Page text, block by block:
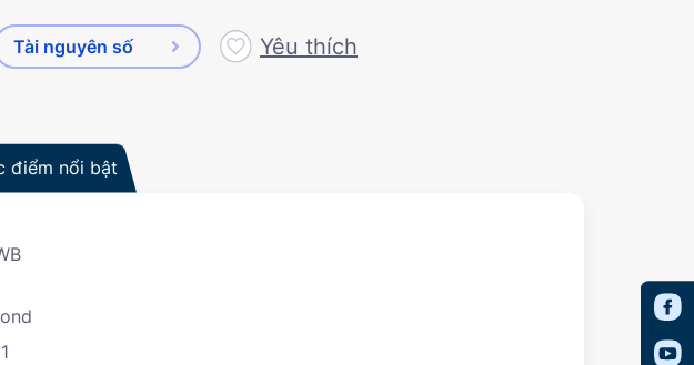
Tài nguyên số Yêu thích
điểm nổi bật